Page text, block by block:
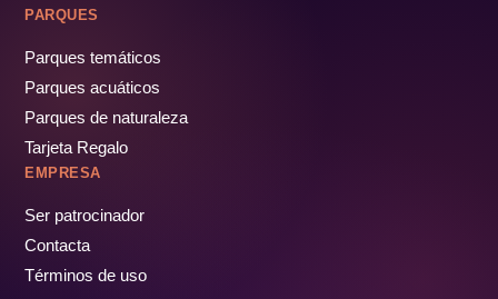
PARQUES
Parques temáticos
Parques acuáticos
Parques de naturaleza
Tarjeta Regalo
EMPRESA
Ser patrocinador
Contacta
Términos de uso